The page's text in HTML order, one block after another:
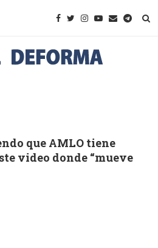
que AMLO tiene
video donde “mueve